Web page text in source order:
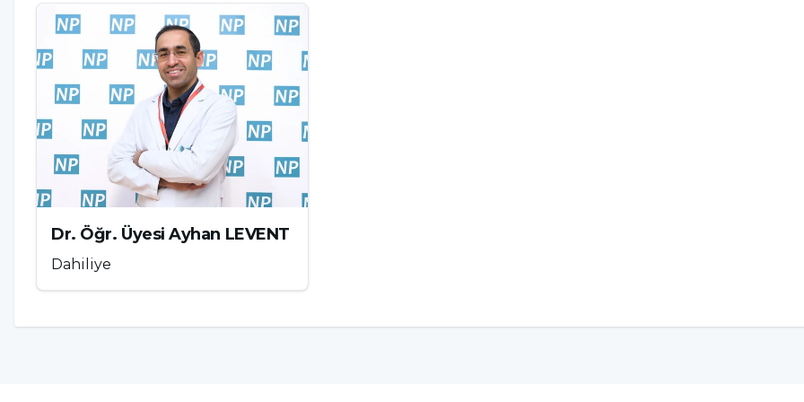
C vitamini demirin vücuttaki emilimini arttırmakta ve kolaylaştırmaktadır. Bu yüzden c
vitamini olan ürünleri öğünlerimizin yanında tüketmeliyiz.
Yemekleri pişirmek ve saklamak için kullandığımız ürünlerin alüminyum, çelik gibi ürünler
olmamasına özen göstermeliyiz.
Baklagil ve et ürünlerini çok fazla pişirmemeliyiz. Çok fazla pişen bu ürünler demir emilimini
azaltmaktadır.
Sürekli ve sıklıkla posalı gıdalarla beslenmek demirin vücuttaki emlimini azaltır. Bu yüzden bu
tarz beslenmeyi biraz daha azaltmalıyız.
Yemeklerle birlikte çay ve kahve tüketmemeliyiz.
Yeşil yapraklı sebzeleri daha fazla tüketmeliyiz.
Pekmez ve yumurta gibi besinlere kahvaltıda ve öğünlerimizde yer vermeliyiz.
Dr. Öğr. Üyesi Ayhan LEVENT
Dahiliye